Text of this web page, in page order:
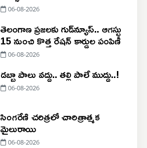
06-08-2026
తెలంగాణ ప్రజలకు గుడ్‌న్యూస్.. ఆగస్టు
15 నుంచి కొత్త రేషన్ కార్డుల పంపిణీ
06-08-2026
డబ్బా పాలు వద్దు.. తల్లి పాలే ముద్దు..!
06-08-2026
సింగరేణి చరిత్రలో చారిత్రాత్మక
మైలురాయి
06-08-2026